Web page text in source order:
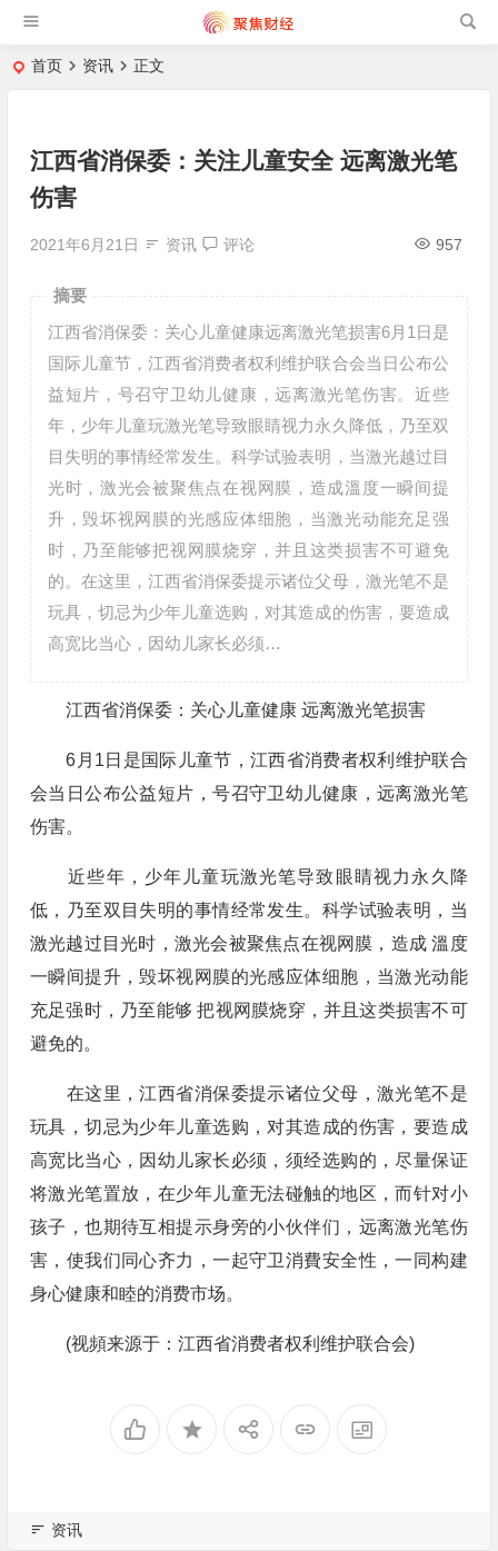
首页 资讯 正文
江西省消保委：关注儿童安全 远离激光笔
伤害
2021年6月21日 资讯 评论 957
摘要
江西省消保委：关心儿童健康远离激光笔损害6月1日是
国际儿童节，江西省消费者权利维护联合会当日公布公
益短片，号召守卫幼儿健康，远离激光笔伤害。近些
年，少年儿童玩激光笔导致眼睛视力永久降低，乃至双
目失明的事情经常发生。科学试验表明，当激光越过目
光时，激光会被聚焦点在视网膜，造成溫度一瞬间提
升，毁坏视网膜的光感应体细胞，当激光动能充足强
时，乃至能够把视网膜烧穿，并且这类损害不可避免
的。在这里，江西省消保委提示诸位父母，激光笔不是
玩具，切忌为少年儿童选购，对其造成的伤害，要造成
高宽比当心，因幼儿家长必须…
江西省消保委：关心儿童健康 远离激光笔损害
6月1日是国际儿童节，江西省消费者权利维护联合
会当日公布公益短片，号召守卫幼儿健康，远离激光笔
伤害。
近些年，少年儿童玩激光笔导致眼睛视力永久降
低，乃至双目失明的事情经常发生。科学试验表明，当
激光越过目光时，激光会被聚焦点在视网膜，造成 溫度
一瞬间提升，毁坏视网膜的光感应体细胞，当激光动能
充足强时，乃至能够 把视网膜烧穿，并且这类损害不可
避免的。
在这里，江西省消保委提示诸位父母，激光笔不是
玩具，切忌为少年儿童选购，对其造成的伤害，要造成
高宽比当心，因幼儿家长必须，须经选购的，尽量保证
将激光笔置放，在少年儿童无法碰触的地区，而针对小
孩子，也期待互相提示身旁的小伙伴们，远离激光笔伤
害，使我们同心齐力，一起守卫消費安全性，一同构建
身心健康和睦的消费市场。
(视頻来源于：江西省消费者权利维护联合会)
资讯